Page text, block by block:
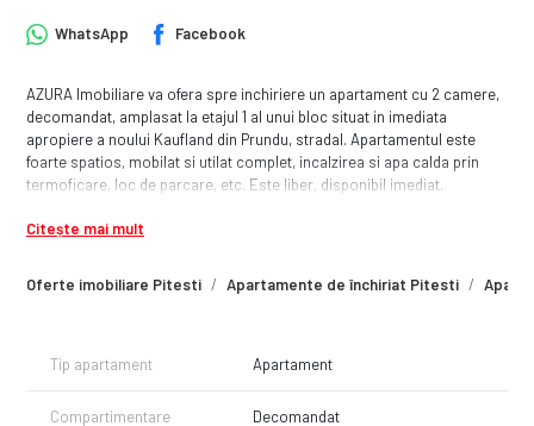
Oferte imobiliare Pitesti Apartamente de închiriat Pitesti
WhatsApp Facebook
AZURA Imobiliare va ofera spre inchiriere un apartament cu 2 camere,
decomandat, amplasat la etajul 1 al unui bloc situat in imediata
apropiere a noului Kaufland din Prundu, stradal. Apartamentul este
foarte spatios, mobilat si utilat complet, incalzirea si apa calda prin
termoficare, loc de parcare, etc. Este liber, disponibil imediat.
Citește mai mult
Tip apartament Apartament
Compartimentare Decomandat